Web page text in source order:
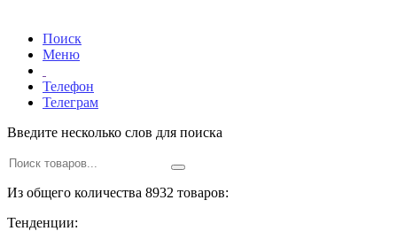
Поиск
Меню
Телефон
Телеграм
Введите несколько слов для поиска
Из общего количества 8932 товаров:
Тенденции: